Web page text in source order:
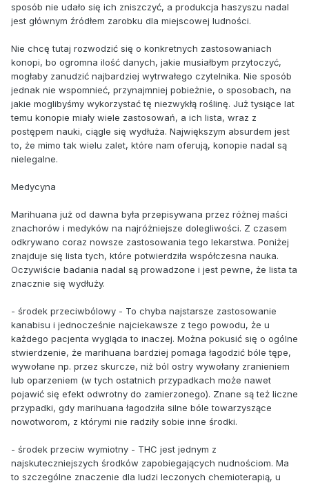
sposób nie udało się ich zniszczyć, a produkcja haszyszu nadal
jest głównym źródłem zarobku dla miejscowej ludności.
Nie chcę tutaj rozwodzić się o konkretnych zastosowaniach
konopi, bo ogromna ilość danych, jakie musiałbym przytoczyć,
mogłaby zanudzić najbardziej wytrwałego czytelnika. Nie sposób
jednak nie wspomnieć, przynajmniej pobieżnie, o sposobach, na
jakie moglibyśmy wykorzystać tę niezwykłą roślinę. Już tysiące lat
temu konopie miały wiele zastosowań, a ich lista, wraz z
postępem nauki, ciągle się wydłuża. Największym absurdem jest
to, że mimo tak wielu zalet, które nam oferują, konopie nadal są
nielegalne.
Medycyna
Marihuana już od dawna była przepisywana przez różnej maści
znachorów i medyków na najróżniejsze dolegliwości. Z czasem
odkrywano coraz nowsze zastosowania tego lekarstwa. Poniżej
znajduje się lista tych, które potwierdziła współczesna nauka.
Oczywiście badania nadal są prowadzone i jest pewne, że lista ta
znacznie się wydłuży.
- środek przeciwbólowy - To chyba najstarsze zastosowanie
kanabisu i jednocześnie najciekawsze z tego powodu, że u
każdego pacjenta wygląda to inaczej. Można pokusić się o ogólne
stwierdzenie, że marihuana bardziej pomaga łagodzić bóle tępe,
wywołane np. przez skurcze, niż ból ostry wywołany zranieniem
lub oparzeniem (w tych ostatnich przypadkach może nawet
pojawić się efekt odwrotny do zamierzonego). Znane są też liczne
przypadki, gdy marihuana łagodziła silne bóle towarzyszące
nowotworom, z którymi nie radziły sobie inne środki.
- środek przeciw wymiotny - THC jest jednym z
najskuteczniejszych środków zapobiegających nudnościom. Ma
to szczególne znaczenie dla ludzi leczonych chemioterapią, u